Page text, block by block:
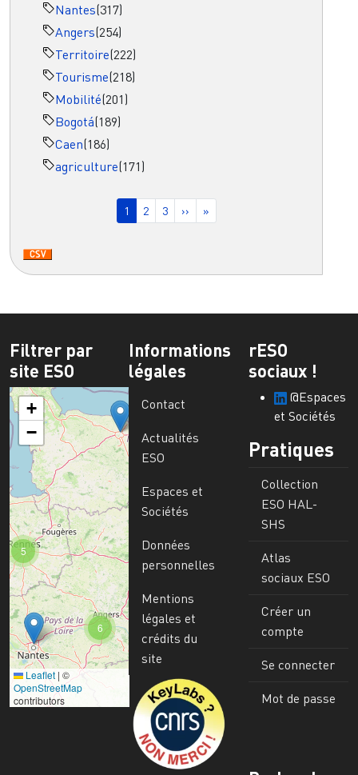
Nantes(317)
Angers(254)
Territoire(222)
Tourisme(218)
Mobilité(201)
Bogotá(189)
Caen(186)
agriculture(171)
Page courante
1 Page
2 Page
3 Page suivante
›› Dernière page
»
Filtrer par
site ESO
6
5
+
−
Leaflet | ©
OpenStreetMap
contributors
Informations
légales
Contact
Actualités
ESO
Espaces et
Sociétés
Données
personnelles
Mentions
légales et
crédits du
site
Image
rESO
sociaux !
@Espaces
et Sociétés
Pratiques
Collection
ESO HAL-
SHS
Atlas
sociaux ESO
Créer un
compte
Se connecter
Mot de passe